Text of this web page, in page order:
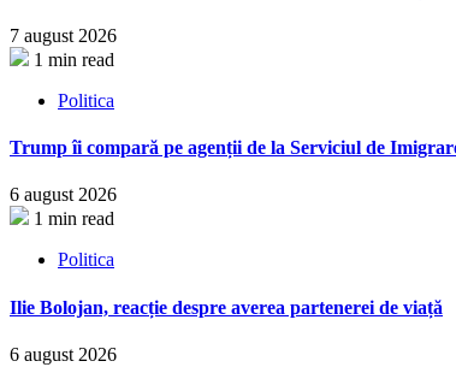
7 august 2026
1 min read
Politica
Trump îi compară pe agenții de la Serviciul de
6 august 2026
1 min read
Politica
Ilie Bolojan, reacție despre averea partenerei de viață
6 august 2026